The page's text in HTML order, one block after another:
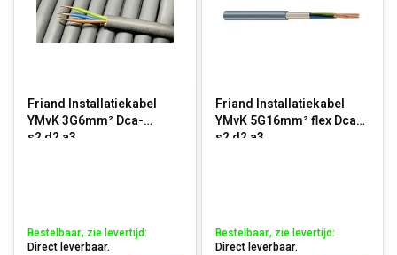
Friand Installatiekabel
YMvK 3G6mm² Dca-
s2,d2,a3
Bestelbaar, zie levertijd:
Direct leverbaar.
Friand Installatiekabel
YMvK 5G16mm² flex Dca-
s2,d2,a3
Bestelbaar, zie levertijd:
Direct leverbaar.